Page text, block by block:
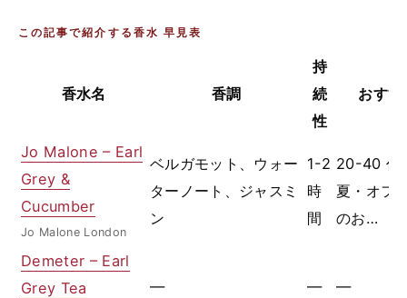
この記事で紹介する香水 早見表
香水名 香調
持
続
性
おすす
Jo Malone – Earl
Grey &
Cucumber
Jo Malone London
ベルガモット、ウォー
ターノート、ジャスミ
ン
1-2
時
間
20-40 代
夏・オフ
のお…
Demeter – Earl
Grey Tea
— — —